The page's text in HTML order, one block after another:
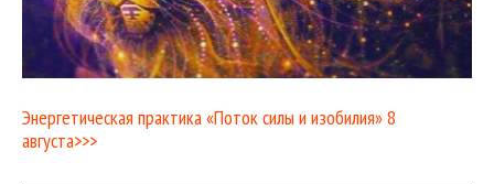
Энергетическая практика «Поток силы и изобилия» 8
августа>>>